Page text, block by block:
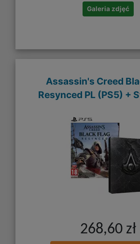
Galeria zdjęć
Assassin's Creed
Resynced PL (PS5) +
268,60 zł